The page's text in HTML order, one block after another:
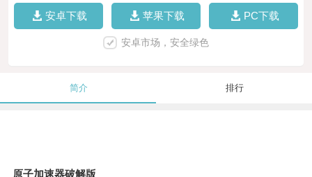
安卓下载 苹果下载 PC下载
安卓市场，安全绿色
简介 排行
原子加速器破解版